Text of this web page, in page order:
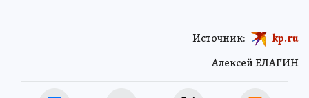
Алексей ЕЛАГИН
Источник: kp.ru